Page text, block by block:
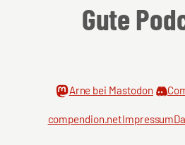
Gute
Arne bei Mastodon
compendion.netImpressum